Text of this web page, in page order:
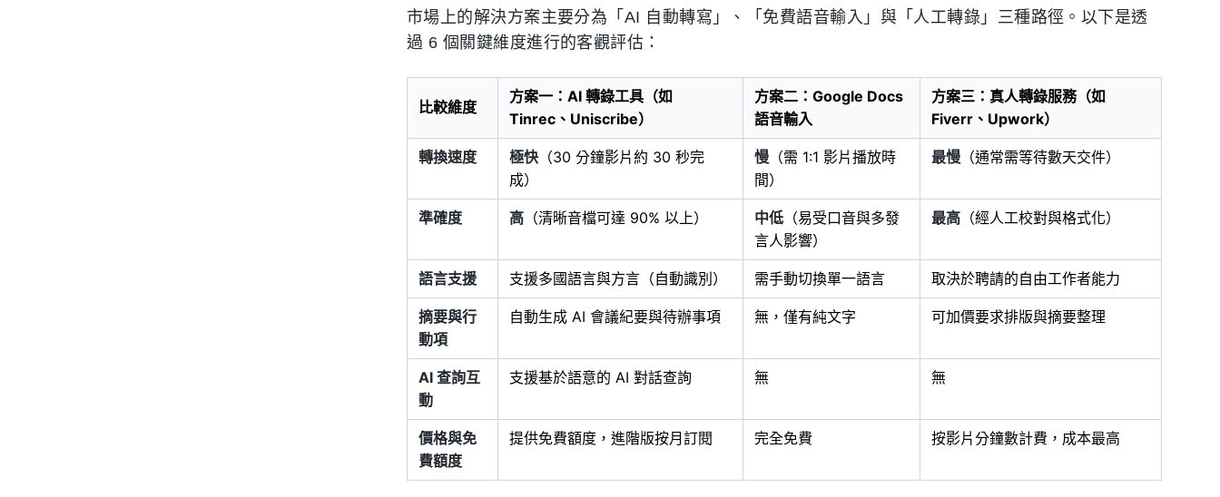
市場上的解決方案主要分為「AI 自動轉寫」、「免費語音輸入」與「人工轉錄」三種路徑。以下是透
過 6 個關鍵維度進行的客觀評估：
比較維度
方案一：AI 轉錄工具（如
Tinrec、Uniscribe）
方案二：Google Docs
語音輸入
方案三：真人轉錄服務（如
Fiverr、Upwork）
轉換速度 極快 （30 分鐘影片約 30 秒完
成）
慢 （需 1:1 影片播放時
間）
最慢 （通常需等待數天交件）
準確度 高 （清晰音檔可達 90% 以上） 中低 （易受口音與多發
言人影響）
最高 （經人工校對與格式化）
語言支援 支援多國語言與方言（自動識別） 需手動切換單一語言 取決於聘請的自由工作者能力
摘要與行
動項
自動生成 AI 會議紀要與待辦事項 無，僅有純文字 可加價要求排版與摘要整理
AI 查詢互
動
支援基於語意的 AI 對話查詢 無 無
價格與免
費額度
提供免費額度，進階版按月訂閱 完全免費 按影片分鐘數計費，成本最高